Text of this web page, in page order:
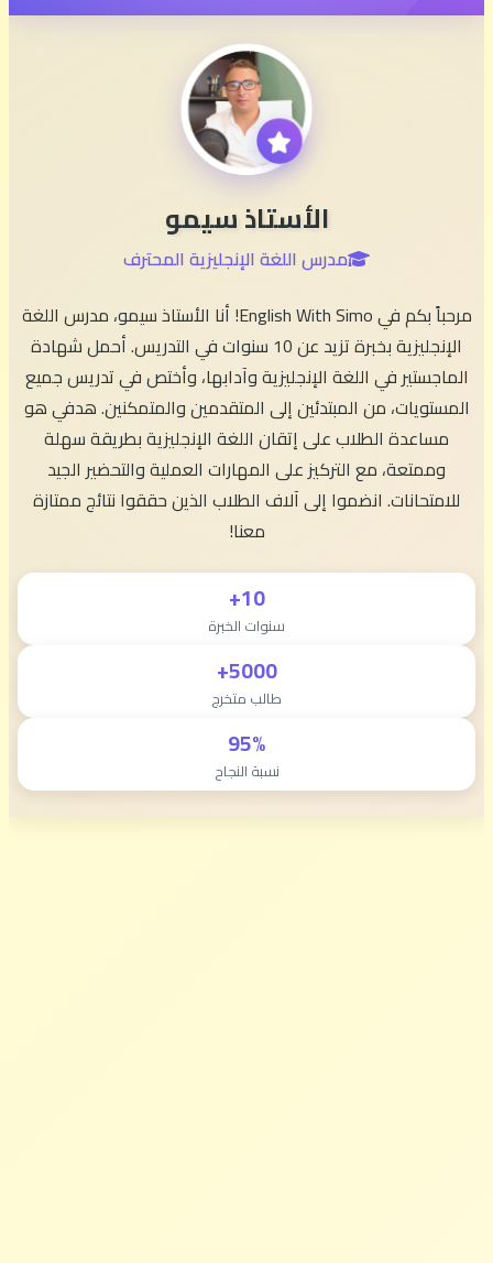
الأستاذ سيمو
مدرس اللغة الإنجليزية المحترف
مرحباً بكم في English With Simo! أنا الأستاذ سيمو، مدرس اللغة
الإنجليزية بخبرة تزيد عن 10 سنوات في التدريس. أحمل شهادة
الماجستير في اللغة الإنجليزية وآدابها، وأختص في تدريس جميع
المستويات، من المبتدئين إلى المتقدمين والمتمكنين. هدفي هو
مساعدة الطلاب على إتقان اللغة الإنجليزية بطريقة سهلة
وممتعة، مع التركيز على المهارات العملية والتحضير الجيد
للامتحانات. انضموا إلى آلاف الطلاب الذين حققوا نتائج ممتازة
معنا!
10+
سنوات الخبرة
5000+
طالب متخرج
95%
نسبة النجاح